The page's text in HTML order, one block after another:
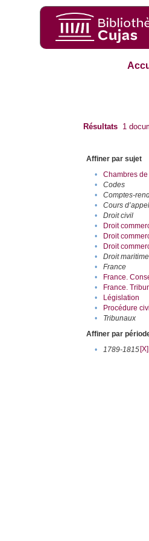
Résultats 1
Affiner par sujet
•
Chambres
•
Codes
•
Comptes-
•
Cours d’appel
•
Droit civil
•
Droit
•
Droit
•
Droit
•
Droit maritime
•
France
•
France.
•
France.
•
Législation
•
Procédure
•
Tribunaux
Affiner par
•
1789-1815[X]